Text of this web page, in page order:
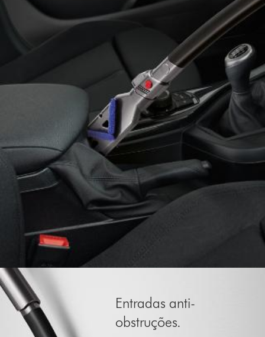
Entradas anti-
obstruções.